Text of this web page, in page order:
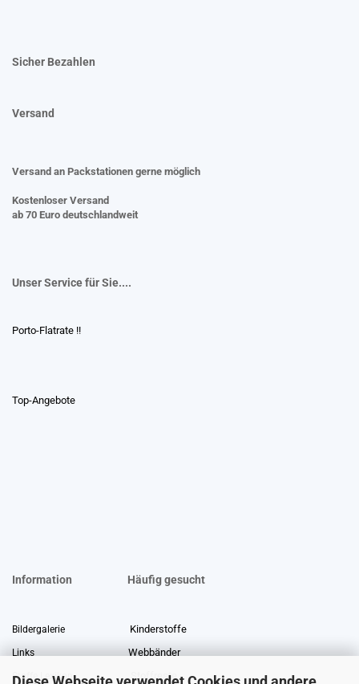
Sicher Bezahlen
Versand
Versand an Packstationen gerne möglich
Kostenloser Versand
ab 70 Euro deutschlandweit
Unser Service für Sie....
Porto-Flatrate !!
Top-Angebote
Information Häufig gesucht
Bildergalerie Kinderstoffe
Links Webbänder
Stoffe Lexikon Stoffreste